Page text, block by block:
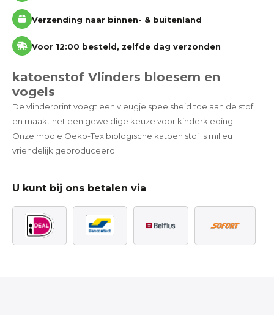
Verzending naar binnen- & buitenland
Voor 12:00 besteld, zelfde dag verzonden
katoenstof Vlinders bloesem en
vogels
De vlinderprint voegt een vleugje speelsheid toe aan de stof
en maakt het een geweldige keuze voor kinderkleding
Onze mooie Oeko-Tex biologische katoen stof is milieu
vriendelijk geproduceerd
U kunt bij ons betalen via